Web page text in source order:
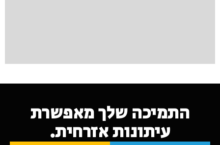
התמיכה שלך מאפשרת
עיתונות אזרחית.